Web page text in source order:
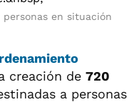
personas en situación
creación de 720
a personas